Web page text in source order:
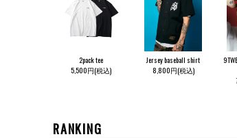
2pack tee
5,500円(税込)
Jersey baseball shirt
8,800円(税込)
RANKING